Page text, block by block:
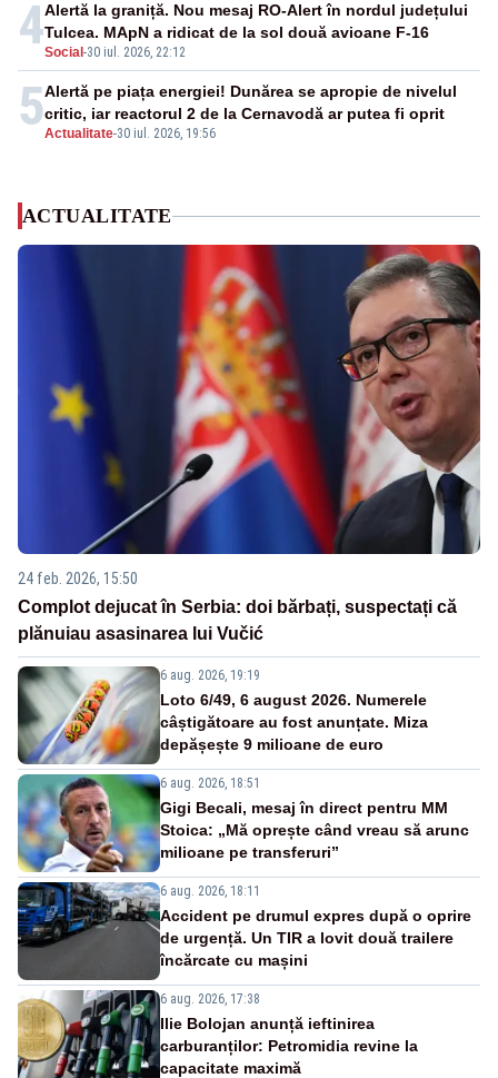
4Social -30 iul. 2026, 22:12
Alertă la graniță. Nou mesaj RO-Alert în nordul județului
Tulcea. MApN a ridicat de la sol două avioane F-16
5Actualitate-30 iul. 2026, 19:56
Alertă pe piața energiei! Dunărea se apropie de nivelul
critic, iar reactorul 2 de la Cernavodă ar putea fi oprit
ACTUALITATE
24 feb. 2026, 15:50
Complot dejucat în Serbia: doi bărbați, suspectați că
plănuiau asasinarea lui Vučić
6 aug. 2026, 19:19
Loto 6/49, 6 august 2026. Numerele
câștigătoare au fost anunțate. Miza
depășește 9 milioane de euro
6 aug. 2026, 18:51
Gigi Becali, mesaj în direct pentru MM
Stoica: „Mă oprește când vreau să arunc
milioane pe transferuri”
6 aug. 2026, 18:11
Accident pe drumul expres după o oprire
de urgență. Un TIR a lovit două trailere
încărcate cu mașini
6 aug. 2026, 17:38
Ilie Bolojan anunță ieftinirea
carburanților: Petromidia revine la
capacitate maximă